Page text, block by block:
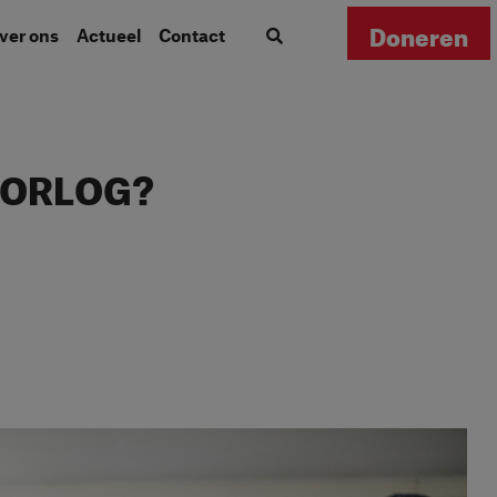
Over ons Actueel Contact Doneren